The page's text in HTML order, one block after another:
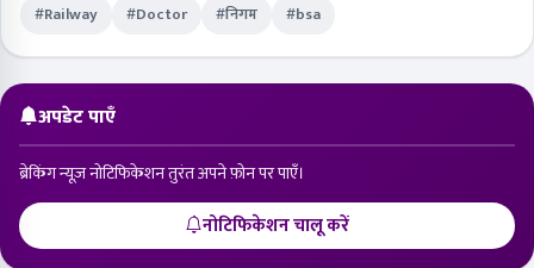
#Railway
#Doctor #निगम #bsa
अपडेट पाएँ
ब्रेकिंग न्यूज़ नोटिफिकेशन तुरंत अपने फ़ोन पर पाएँ।
नोटिफिकेशन चालू करें